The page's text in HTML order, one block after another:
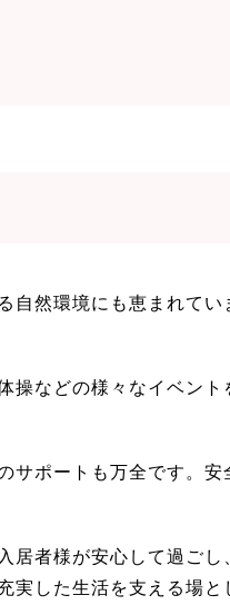
自然環境にも恵まれて
などの様々なイベント
サポートも万全です。安
居者様が安心して過ごし
実した生活を支える場と